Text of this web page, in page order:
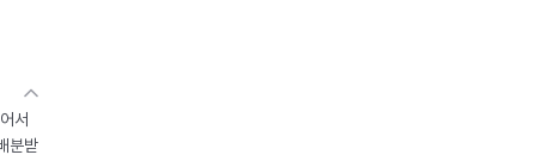
서
분받